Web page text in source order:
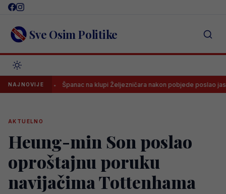
Skip
content Sve Osim Politike
NAJNOVIJEŠpanac na klupi Željezničara nakon pobjede poslao jasnu
AKTUELNO
Heung-min Son poslao
oproštajnu poruku
navijačima Tottenhama